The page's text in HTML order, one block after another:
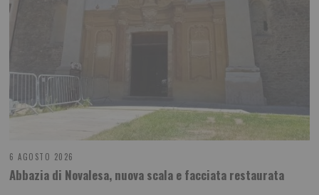
6 AGOSTO 2026
Abbazia di Novalesa, nuova scala e facciata restaurata